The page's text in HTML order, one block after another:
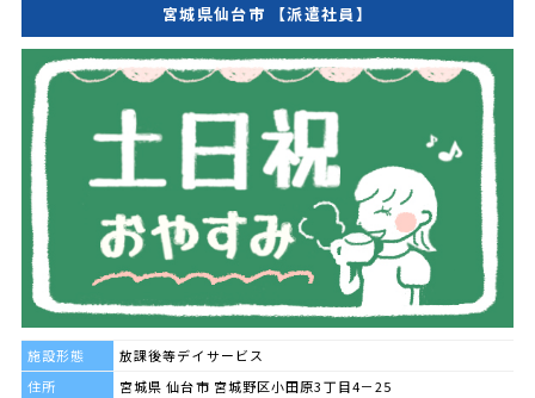
宮城県仙台市 【派遣社員】
施設形態
放課後等デイサービス
住所
宮城県 仙台市 宮城野区小田原3丁目4－25